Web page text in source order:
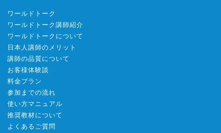
ワールドトーク
ワールドトーク講師紹介
ワールドトークについて
日本人講師のメリット
講師の品質について
お客様体験談
料金プラン
参加までの流れ
使い方マニュアル
推奨教材について
よくあるご質問